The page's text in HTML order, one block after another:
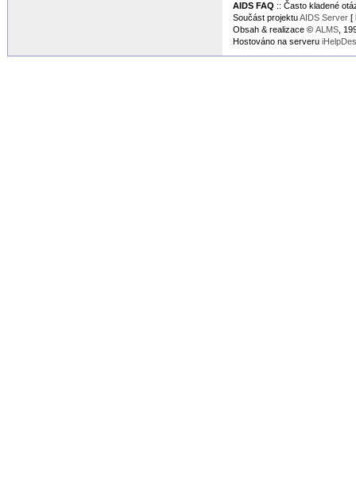
AIDS FAQ :: Často kladené
Součást projektuAIDS Server [
Obsah & realizace © ALMS ,
Hostováno na serveru